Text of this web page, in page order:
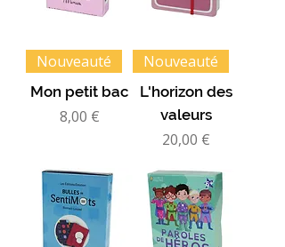
Nouveauté
Mon petit bac
Prix
8,00 €
Nouveauté
L'horizon des
valeurs
Prix
20,00 €